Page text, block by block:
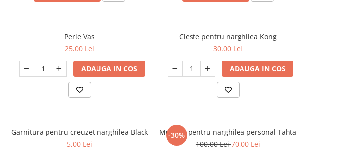
Perie Vas
25,00 Lei
ADAUGA IN COS
Cleste pentru narghilea Kong
30,00 Lei
ADAUGA IN COS
Garnitura pentru creuzet narghilea Black
5,00 Lei
-30%
Mustiuc pentru narghilea personal Tahta
100,00 Lei70,00 Lei